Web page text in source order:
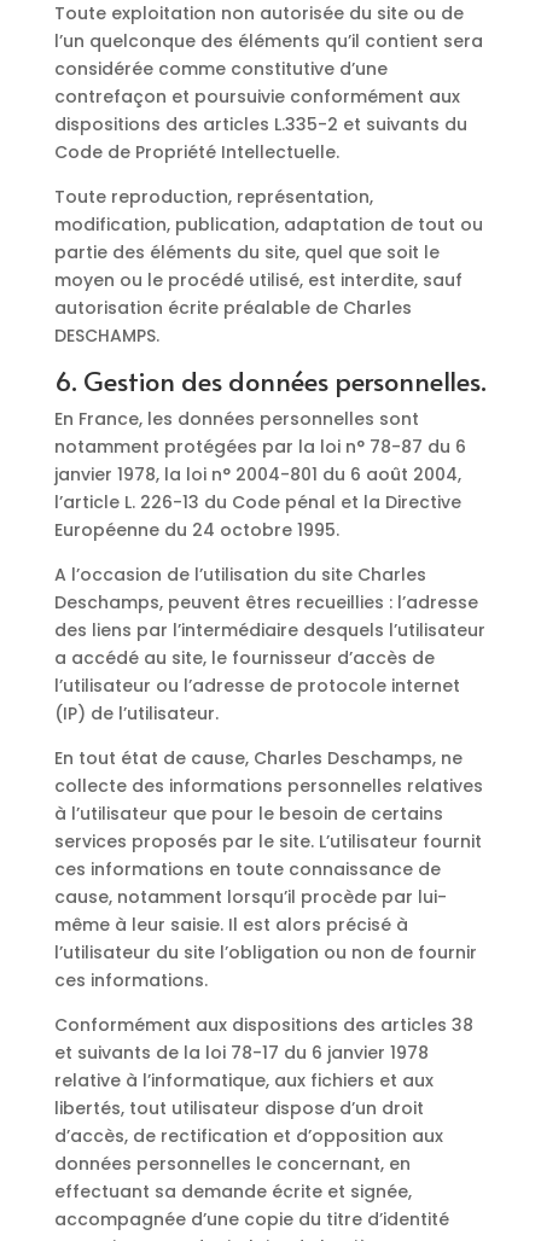
Toute exploitation non autorisée du site ou de
l’un quelconque des éléments qu’il contient sera
considérée comme constitutive d’une
contrefaçon et poursuivie conformément aux
dispositions des articles L.335-2 et suivants du
Code de Propriété Intellectuelle.
Toute reproduction, représentation,
modification, publication, adaptation de tout ou
partie des éléments du site, quel que soit le
moyen ou le procédé utilisé, est interdite, sauf
autorisation écrite préalable de Charles
DESCHAMPS.
6. Gestion des données personnelles.
En France, les données personnelles sont
notamment protégées par la loi n° 78-87 du 6
janvier 1978, la loi n° 2004-801 du 6 août 2004,
l’article L. 226-13 du Code pénal et la Directive
Européenne du 24 octobre 1995.
A l’occasion de l’utilisation du site Charles
Deschamps, peuvent êtres recueillies : l’adresse
des liens par l’intermédiaire desquels l’utilisateur
a accédé au site, le fournisseur d’accès de
l’utilisateur ou l’adresse de protocole internet
(IP) de l’utilisateur.
En tout état de cause, Charles Deschamps, ne
collecte des informations personnelles relatives
à l’utilisateur que pour le besoin de certains
services proposés par le site. L’utilisateur fournit
ces informations en toute connaissance de
cause, notamment lorsqu’il procède par lui-
même à leur saisie. Il est alors précisé à
l’utilisateur du site l’obligation ou non de fournir
ces informations.
Conformément aux dispositions des articles 38
et suivants de la loi 78-17 du 6 janvier 1978
relative à l’informatique, aux fichiers et aux
libertés, tout utilisateur dispose d’un droit
d’accès, de rectification et d’opposition aux
données personnelles le concernant, en
effectuant sa demande écrite et signée,
accompagnée d’une copie du titre d’identité